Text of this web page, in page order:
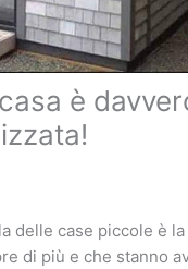
è
delle case piccole è
di più e che stanno